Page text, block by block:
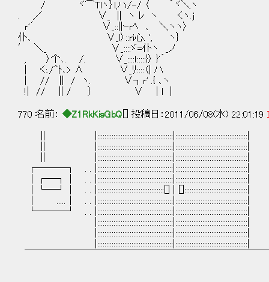
/ ヾ⌒Tlヽ｝l,ハ/-/ 〈 ｀ヾ＼ヽ
. ／ ∨_ || ヽ ﾚ ヽ くヽ.j
r'´ ∨_::||ｰrﾍ ､ ＼ヽヽ〉
仆､ ∨_l〉::ri心. ', ヽ｝
′ ＼_ ∨_::::ゞ=仆ヽ _ノ
, 〉个､. /. ∨_::::ｌ:::::}〉 }'´
| く:./^ﾄ､> ∧ ∨_ﾘ::::〈| ハ
| // || / ヽ. ∨┐r' .{ ､ヽ
!| // || / ｝ ∨ | l |
770 名前： ◆Z1RkKisGbQ [] 投稿日：2011/06/08(水) 22:01:19
|| |::::::::::::::::::::::::::::::::::::::::::|::::::::::::::::::::::::::::::::::::::::|
||
||
┌───┐ . .
│┌─┐│ . .
│└─┘│ . . |:::::::::::::::::::::::::::::::::::::[] |
│ .....│ . .
└───┘ . .